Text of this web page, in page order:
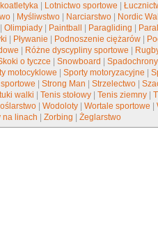
Lotnictwo sportowe |
Myśliwstwo Narciarstwo
Nordic
|Olimpiady Paintball Paragliding
Pływanie Podnoszenie ciężarów
Różne dyscypliny sportowe
o tyczce |Snowboard |
motocyklowe |Sporty motoryzacyjne |
|Strong Man |Strzelectwo |
walki |Tenis stołowy |Tenis ziemny |
|Wodoloty |Wortale sportowe |
na linach |Zorbing |Żeglarstwo